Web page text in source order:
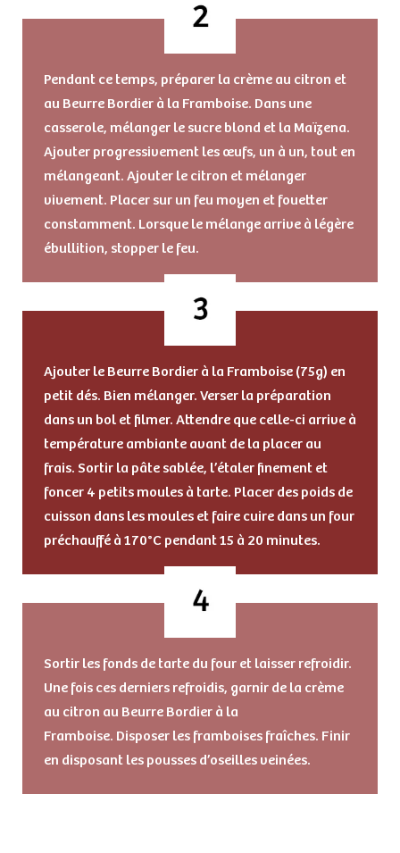
Pendant ce temps, préparer la crème au citron et
au Beurre Bordier à la Framboise. Dans une
casserole, mélanger le sucre blond et la Maïzena.
Ajouter progressivement les œufs, un à un, tout en
mélangeant. Ajouter le citron et mélanger
vivement. Placer sur un feu moyen et fouetter
constamment. Lorsque le mélange arrive à légère
ébullition, stopper le feu.
Ajouter le Beurre Bordier à la Framboise (75g) en
petit dés. Bien mélanger. Verser la préparation
dans un bol et filmer. Attendre que celle-ci arrive à
température ambiante avant de la placer au
frais. Sortir la pâte sablée, l’étaler finement et
foncer 4 petits moules à tarte. Placer des poids de
cuisson dans les moules et faire cuire dans un four
préchauffé à 170°C pendant 15 à 20 minutes.
Sortir les fonds de tarte du four et laisser refroidir.
Une fois ces derniers refroidis, garnir de la crème
au citron au Beurre Bordier à la
Framboise. Disposer les framboises fraîches. Finir
en disposant les pousses d’oseilles veinées.